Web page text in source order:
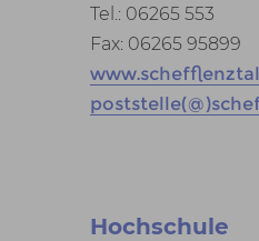
Tel.: 06265 553
Fax: 06265 95899
Hochschule